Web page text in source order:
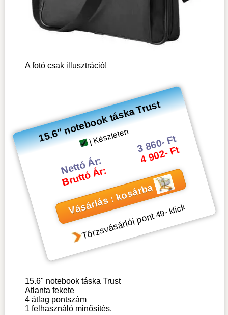
A fotó csak illusztráció!
15.6" notebook táska Trust
| Készleten
Nettó Ár:
Bruttó Ár:
3 860- Ft
4 902- Ft
Vásárlás : kosárba
Törzsvásárlói pont49- klick
15.6" notebook táska Trust
Atlanta fekete
4átlag pontszám
1 felhasználó minősítés.